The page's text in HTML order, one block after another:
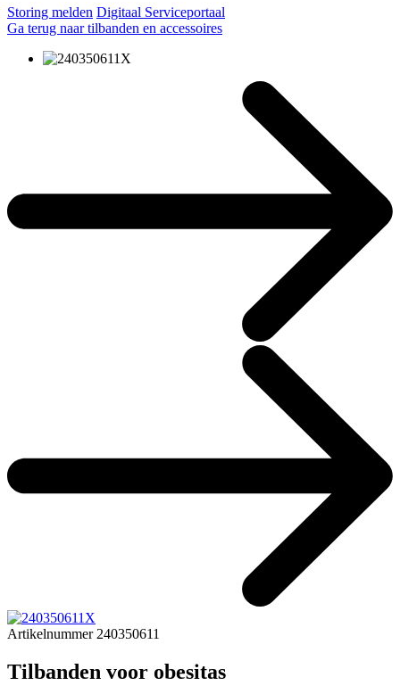
Storing melden Digitaal Serviceportaal
Ga terug naar tilbanden en accessoires
Artikelnummer 240350611
Tilbanden voor obesitas